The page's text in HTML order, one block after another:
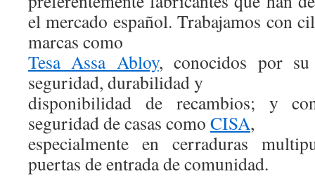
el mercado español. Trabajamos con
marcas como
Tesa Assa Abloy, conocidos por su
seguridad, durabilidad y
disponibilidad de recambios; y
seguridad de casas como CISA,
especialmente en cerraduras
puertas de entrada de comunidad.